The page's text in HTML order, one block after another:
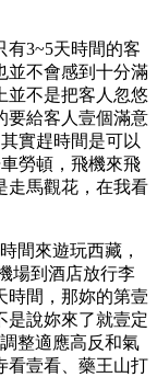
有3~5天時間的客
並不會感到十分滿
並不是把客人忽悠
要給客人壹個滿意
實趕時間是可以
勞頓，飛機來飛
走馬觀花，在我看
間來遊玩西藏，
場到酒店放行李
時間，那妳的第壹
是說妳來了就壹定
整適應高反和氣
看壹看、藥王山打